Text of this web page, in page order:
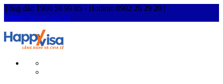
Tổng đài: 1900 59 99 85 - Hotline: 0902 26 29 20 |
hanoi@happyvisa.vn